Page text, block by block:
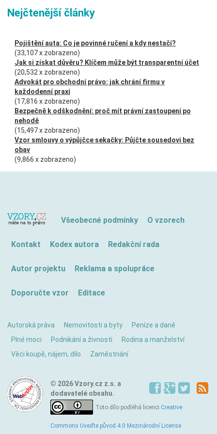
Nejčtenější články
Pojištění auta: Co je povinné ručení a kdy nestačí?
(33,107 x zobrazeno)
Jak si získat důvěru? Klíčem může být transparentní účet
(20,532 x zobrazeno)
Advokát pro obchodní právo: jak chrání firmu v
každodenní praxi
(17,816 x zobrazeno)
Bezpečně k odškodnění: proč mít právní zastoupení po
nehodě
(15,497 x zobrazeno)
Vzor smlouvy o výpůjčce sekačky: Půjčte sousedovi bez
obav
(9,866 x zobrazeno)
Všeobecné podmínky O vzorech
Kontakt Kodex autora Redakční rada
Autor projektu Reklama a spolupráce
Doporučte vzor Editace
Autorská práva Nemovitosti a byty
Peníze a daně
Plné moci
Podnikání a živnosti
Rodina a manželství
Věci koupě, nájem, dílo
Zaměstnání
© 2026 Vzory.cz z.s. a
dodavatelé obsahu.
Toto dílo podléhá licenci Creative
Commons Uveďte původ 4.0 Mezinárodní License